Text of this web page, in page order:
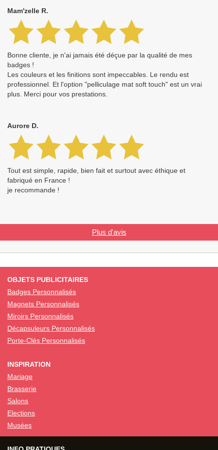
Mam'zelle R.
Bonne cliente, je n'ai jamais été déçue par la qualité de mes
badges !
Les couleurs et les finitions sont impeccables. Le rendu est
professionnel. Et l'option "pelliculage mat soft touch" est un vrai
plus. Merci pour vos prestations.
Aurore D.
Tout est simple, rapide, bien fait et surtout avec éthique et
fabriqué en France !
je recommande !
Plus d'avis
OBJETS PUBLICITAIRES
Badges Personnalisés
Magnets Personnalisés
Miroirs Personnalisés
Décapsuleurs Personnalisés
Porte-Clés Personnalisés
INSPIRATION
Mariage
Brasserie
Salons
Elections
Musées